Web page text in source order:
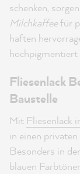
schenken,
Milchkaffeefür
haften
hochpigmentiert
Fliesenlack
Baustelle
Mit Fliesenlack
in einen
Besonders in
blauen